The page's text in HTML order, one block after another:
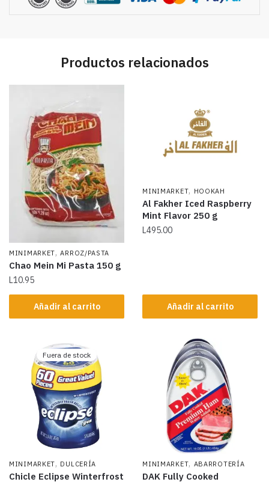
Productos relacionados
MINIMARKET,ARROZ/PASTA
Chao Mein Mi Pasta 150 g
L10.95
Añadir al carrito
MINIMARKET, HOOKAH
Al Fakher Iced Raspberry
Mint Flavor 250 g
L495.00
Añadir al carrito
Fuera de stock
MINIMARKET, DULCERÍA
Chicle Eclipse Winterfrost
MINIMARKET, ABARROTERÍA
DAK Fully Cooked